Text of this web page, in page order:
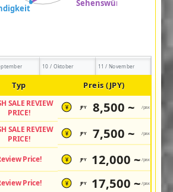
10 / Oktober 11 / November
Typ Preis (JPY)
SALE REVIEW
PRICE!
¥ JPY 8,500 ~ /pax
SALE REVIEW
PRICE!
¥ JPY 7,500 ~ /pax
Price! ¥ JPY 12,000 ~ /pax
Price! ¥ JPY 17,500 ~ /pax